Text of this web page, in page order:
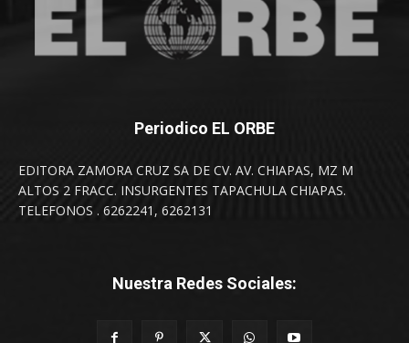
Periodico EL ORBE
EDITORA ZAMORA CRUZ SA DE CV. AV. CHIAPAS, MZ M
ALTOS 2 FRACC. INSURGENTES TAPACHULA CHIAPAS.
TELEFONOS . 6262241, 6262131
Nuestra Redes Sociales: